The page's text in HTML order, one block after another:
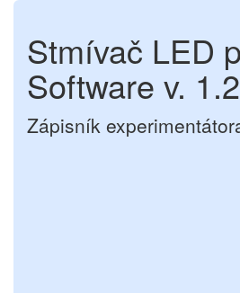
Stmívač LED
Software v. 1.2
Zápisník